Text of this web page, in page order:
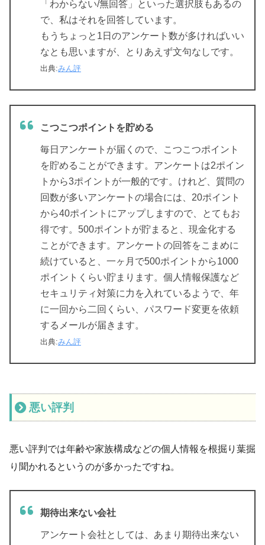
「わからない/無回答」といった選択肢もあるの
で、私はそれを回答しています。
もうちょっと1日のアンケート数が多ければいい
なとも思いますが、とりあえず文句なしです。
出典:みん評
こつこつポイントを貯める
毎日アンケートが届くので、こつこつポイント
を貯めることができます。アンケートは2ポイン
トから3ポイントが一般的です。けれど、質問の
回数が多いアンケートの場合には、20ポイント
から40ポイントにアップしますので、とてもお
得です。500ポイントが貯まると、現金化する
ことができます。アンケートの回答をこまめに
続けていると、一ヶ月で500ポイントから1000
ポイントくらい貯まります。個人情報保護など
セキュリティ対策に力を入れているようで、年
に一回から二回くらい、パスワード変更を依頼
するメールが届きます。
出典:みん評
悪い評判
悪い評判では年齢や家族構成などの個人情報を根掘り葉掘
り聞かれるというのが多かったですね。
期待出来ない会社
アンケート会社としては、あまり期待出来ない